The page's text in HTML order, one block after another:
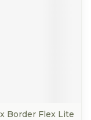
Border Flex Lite